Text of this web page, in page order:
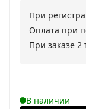
При
Оплата при
При заказе 2
В наличии